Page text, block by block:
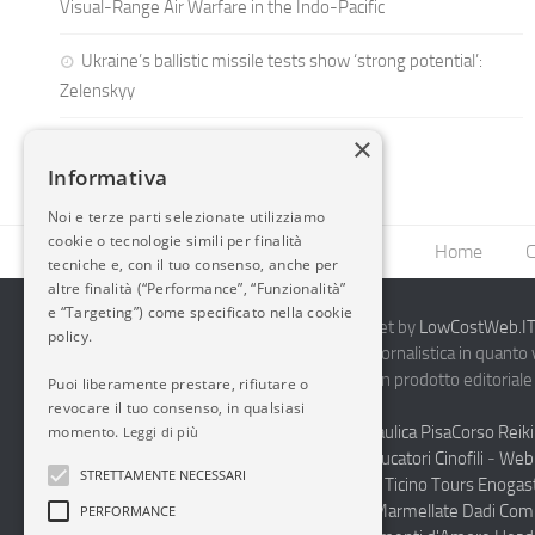
Visual-Range Air Warfare in the Indo-Pacific
Ukraine’s ballistic missile tests show ‘strong potential’:
Zelenskyy
Home
2014-2026 AvioBlog - Creazione Siti Internet by
Questo blog non rappresenta una testata giornalistica in
periodicità. Non può pertanto considerarsi un prodotto
7.03.2001.Disclaimer Completo
Vendita Abbigliamento Sicurezza
Termoidraulica PisaCorso
Corsi Formazione Mediatori Felini Educatori Cinofili -
Andrologo ToscanaProgettare Casa Canton Ticino Tours
MonferratoProduzione Conto Terzi Sughi Marmellate Dadi
×
Informativa
Noi e terze parti selezionate utilizziamo
cookie o tecnologie simili per finalità
tecniche e, con il tuo consenso, anche per
altre finalità (“Performance”, “Funzionalità”
e “Targeting”) come specificato nella cookie
policy.
Puoi liberamente prestare, rifiutare o
revocare il tuo consenso, in qualsiasi
momento. Leggi di più
STRETTAMENTE NECESSARI
PERFORMANCE